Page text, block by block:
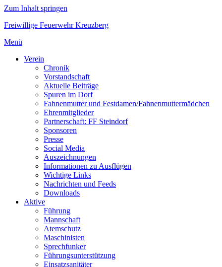
Zum Inhalt springen
Freiwillige Feuerwehr Kreuzberg
Menü
Verein
Chronik
Vorstandschaft
Aktuelle Beiträge
Spuren im Dorf
Fahnenmutter und Festdamen/Fahnenmuttermädchen
Ehrenmitglieder
Partnerschaft: FF Steindorf
Sponsoren
Presse
Social Media
Auszeichnungen
Informationen zu Ausflügen
Wichtige Links
Nachrichten und Feeds
Downloads
Aktive
Führung
Mannschaft
Atemschutz
Maschinisten
Sprechfunker
Führungsunterstützung
Einsatzsanitäter